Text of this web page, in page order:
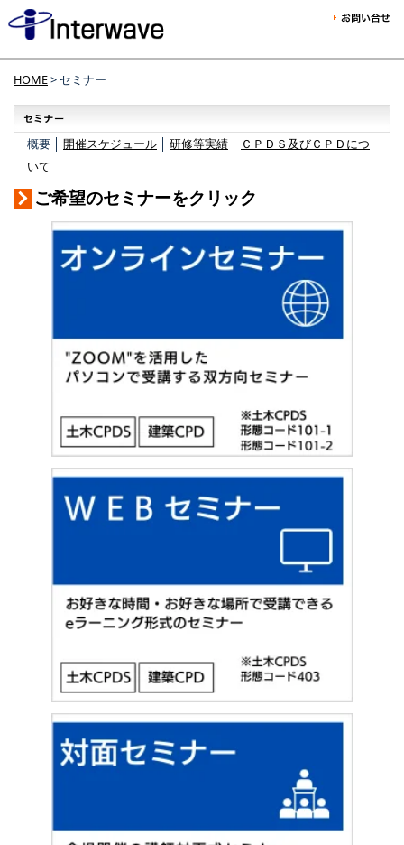
HOME> セミナー
概要 │ 開催スケジュール 研修等実績
ＣＰＤＳ及びＣＰＤにつ
いて
ご希望のセミナーをクリック